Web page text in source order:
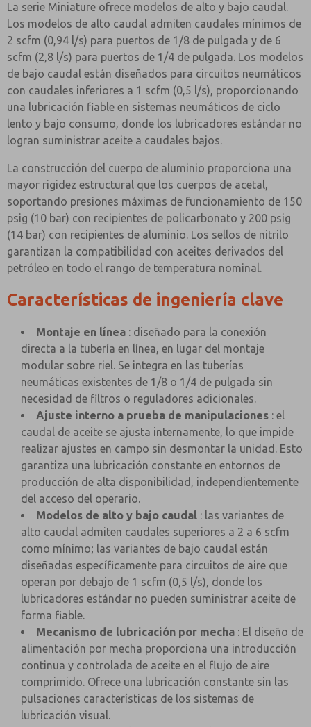
La serie Miniature ofrece modelos de alto y bajo caudal.
Los modelos de alto caudal admiten caudales mínimos de
2 scfm (0,94 l/s) para puertos de 1/8 de pulgada y de 6
scfm (2,8 l/s) para puertos de 1/4 de pulgada. Los modelos
de bajo caudal están diseñados para circuitos neumáticos
con caudales inferiores a 1 scfm (0,5 l/s), proporcionando
una lubricación fiable en sistemas neumáticos de ciclo
lento y bajo consumo, donde los lubricadores estándar no
logran suministrar aceite a caudales bajos.
La construcción del cuerpo de aluminio proporciona una
mayor rigidez estructural que los cuerpos de acetal,
soportando presiones máximas de funcionamiento de 150
psig (10 bar) con recipientes de policarbonato y 200 psig
(14 bar) con recipientes de aluminio. Los sellos de nitrilo
garantizan la compatibilidad con aceites derivados del
petróleo en todo el rango de temperatura nominal.
Características de ingeniería clave
Montaje en línea : diseñado para la conexión
directa a la tubería en línea, en lugar del montaje
modular sobre riel. Se integra en las tuberías
neumáticas existentes de 1/8 o 1/4 de pulgada sin
necesidad de filtros o reguladores adicionales.
Ajuste interno a prueba de manipulaciones : el
caudal de aceite se ajusta internamente, lo que impide
realizar ajustes en campo sin desmontar la unidad. Esto
garantiza una lubricación constante en entornos de
producción de alta disponibilidad, independientemente
del acceso del operario.
Modelos de alto y bajo caudal : las variantes de
alto caudal admiten caudales superiores a 2 a 6 scfm
como mínimo; las variantes de bajo caudal están
diseñadas específicamente para circuitos de aire que
operan por debajo de 1 scfm (0,5 l/s), donde los
lubricadores estándar no pueden suministrar aceite de
forma fiable.
Mecanismo de lubricación por mecha : El diseño de
alimentación por mecha proporciona una introducción
continua y controlada de aceite en el flujo de aire
comprimido. Ofrece una lubricación constante sin las
pulsaciones características de los sistemas de
lubricación visual.